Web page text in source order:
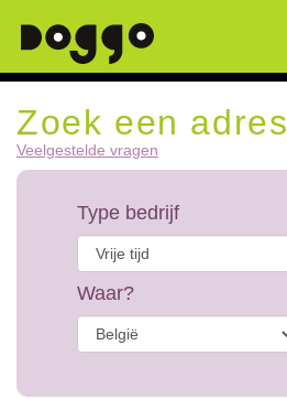
Zoek een adres
Veelgestelde vragen
Type bedrijf
Waar?